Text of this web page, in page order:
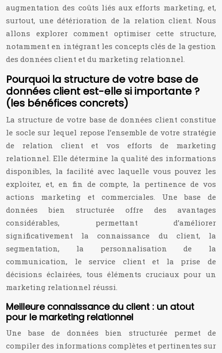
augmentation des coûts liés aux efforts marketing, et,
surtout, une détérioration de la relation client. Nous
allons explorer comment optimiser cette structure,
notamment en intégrant les concepts clés de la gestion
des données client et du marketing relationnel.
Pourquoi la structure de votre base de
données client est-elle si importante ?
(les bénéfices concrets)
La structure de votre base de données client constitue
le socle sur lequel repose l’ensemble de votre stratégie
de relation client et vos efforts de marketing
relationnel. Elle détermine la qualité des informations
disponibles, la facilité avec laquelle vous pouvez les
exploiter, et, en fin de compte, la pertinence de vos
actions marketing et commerciales. Une base de
données bien structurée offre des avantages
considérables, permettant d’améliorer
significativement la connaissance du client, la
segmentation, la personnalisation de la
communication, le service client et la prise de
décisions éclairées, tous éléments cruciaux pour un
marketing relationnel réussi.
Meilleure connaissance du client : un atout
pour le marketing relationnel
Une base de données bien structurée permet de
compiler des informations complètes et pertinentes sur